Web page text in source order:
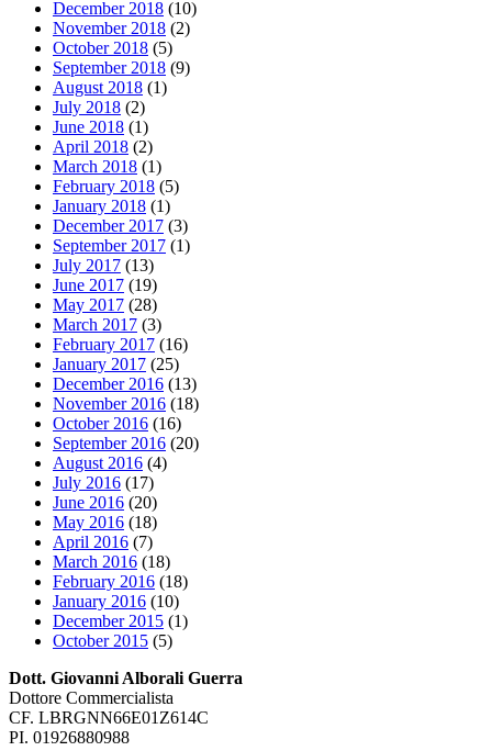
December 2018 (10)
November 2018 (2)
October 2018 (5)
September 2018 (9)
August 2018 (1)
July 2018 (2)
June 2018 (1)
April 2018 (2)
March 2018 (1)
February 2018 (5)
January 2018 (1)
December 2017 (3)
September 2017 (1)
July 2017 (13)
June 2017 (19)
May 2017 (28)
March 2017 (3)
February 2017 (16)
January 2017 (25)
December 2016 (13)
November 2016 (18)
October 2016 (16)
September 2016 (20)
August 2016 (4)
July 2016 (17)
June 2016 (20)
May 2016 (18)
April 2016 (7)
March 2016 (18)
February 2016 (18)
January 2016 (10)
December 2015 (1)
October 2015 (5)
Dott. Giovanni Alborali Guerra
Dottore Commercialista
CF. LBRGNN66E01Z614C
PI. 01926880988